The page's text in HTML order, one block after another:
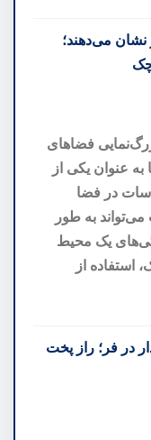
نشان می‌دهند؛
فضاهای
عنوان یکی از
در فضا
به طور
یک محیط
استفاده از
در فر؛ راز پخت